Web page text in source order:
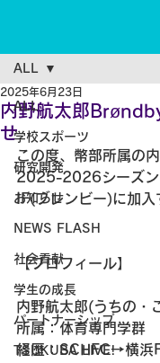
ALL
学校スポーツ
研究開発
お知らせ
NEWS FLASH
社会貢献
学生の成長
パートナーシップ
TSUKUBA LIVE!
ALL
内野航太郎
せ
2025年6月23日
この度、幣部所属の
2025-2026シーズン
IF(ブレンビー)に加入
【プロフィール】
内野航太郎(うちの・
所属：体育専門学群
経歴：SCHFC→横浜